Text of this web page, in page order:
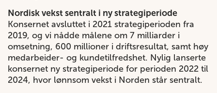
Nordisk vekst sentralt i ny strategiperiode
Konsernet avsluttet i 2021 strategiperioden fra
2019, og vi nådde målene om 7 milliarder i
omsetning, 600 millioner i driftsresultat, samt høy
medarbeider- og kundetilfredshet. Nylig lanserte
konsernet ny strategiperiode for perioden 2022 til
2024, hvor lønnsom vekst i Norden står sentralt.